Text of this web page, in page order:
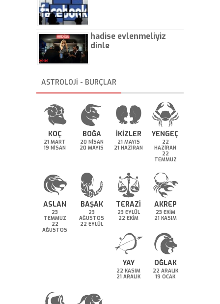
hadise evlenmeliyiz
dinle
ASTROLOJİ - BURÇLAR
KOÇ
21 MART
19 NİSAN
BOĞA
20 NİSAN
20 MAYIS
İKİZLER
21 MAYIS
21 HAZİRAN
YENGEÇ
22
HAZİRAN
22
TEMMUZ
ASLAN
23
TEMMUZ
22
AĞUSTOS
BAŞAK
23
AĞUSTOS
22 EYLÜL
TERAZİ
23 EYLÜL
22 EKİM
AKREP
23 EKİM
21 KASIM
YAY
22 KASIM
21 ARALIK
OĞLAK
22 ARALIK
19 OCAK